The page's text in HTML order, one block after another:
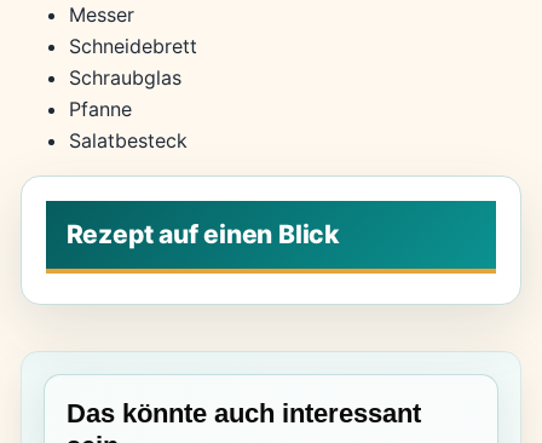
Messer
Schneidebrett
Schraubglas
Pfanne
Salatbesteck
Das könnte auch interessant